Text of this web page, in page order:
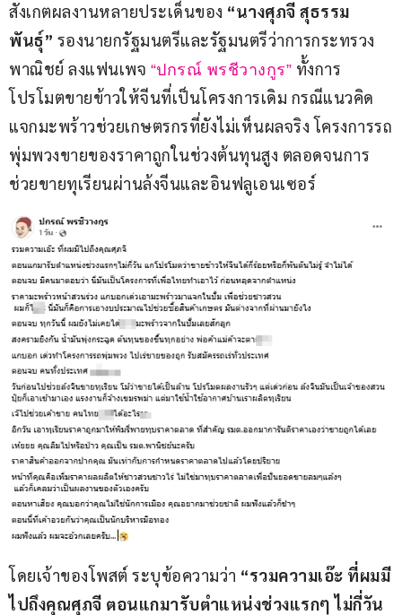
สังเกตผลงานหลายประเด็นของ “นางศุภจี สุธรรม
พันธุ์” รองนายกรัฐมนตรีและรัฐมนตรีว่าการกระทรวง
พาณิชย์ ลงแฟนเพจ “ปกรณ์ พรชีวางกูร” ทั้งการ
โปรโมตขายข้าวให้จีนที่เป็นโครงการเดิม กรณีแนวคิด
แจกมะพร้าวช่วยเกษตรกรที่ยังไม่เห็นผลจริง โครงการรถ
พุ่มพวงขายของราคาถูกในช่วงต้นทุนสูง ตลอดจนการ
ช่วยขายทุเรียนผ่านล้งจีนและอินฟลูเอนเซอร์
โดยเจ้าของโพสต์ ระบุข้อความว่า “รวมความเอ๊ะ ที่ผมมี
ไปถึงคุณศุภจี ตอนแกมารับตำแหน่งช่วงแรกๆ ไม่กี่วัน